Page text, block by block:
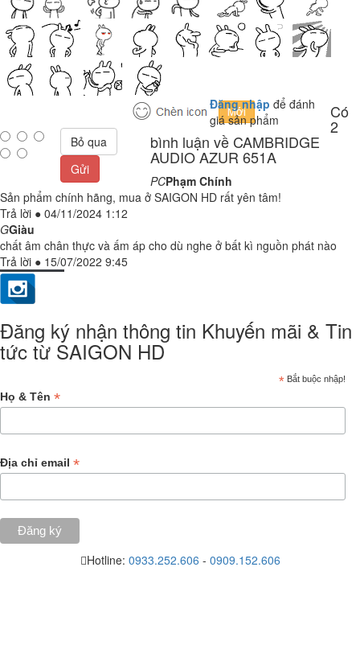
Đăng nhập để đánh
giá sản phẩm
Bỏ qua
Gửi
Có
2
bình luận về CAMBRIDGE
AUDIO AZUR 651A
PCPhạm Chính
Sản phẩm chính hãng, mua ở SAIGON HD rất yên tâm!
Trả lời ● 04/11/2024 1:12
GGiàu
chất âm chân thực và ấm áp cho dù nghe ở bất kì nguồn phát nào
Trả lời ● 15/07/2022 9:45
Đăng ký nhận thông tin Khuyến mãi & Tin
tức từ SAIGON HD
* Bắt buộc nhập!
Họ & Tên *
Địa chỉ email *
Hotline: 0933.252.606 - 0909.152.606